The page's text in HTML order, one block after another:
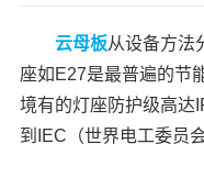
云母板从设备方法
座如E27是最普遍的节
境有的灯座防护级高达
到IEC（世界电工委员